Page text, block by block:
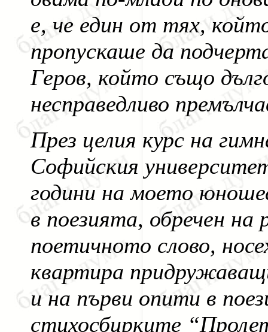
е, че един от тях,
пропускаше да
Геров, който също
несправедливо
През целия курс на
Софийския
години на моето
в поезията, обречен на
поетичното слово,
квартира
и на първи опити в
стихосбирките